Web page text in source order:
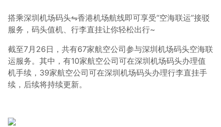
搭乘深圳机场码头⇋香港机场航线即可享受“空海联运”接驳
服务，码头值机、行李直挂让你轻松出行~
截至7月26日，共有67家航空公司参与深圳机场码头空海联
运服务。其中，有10家航空公司可在深圳机场码头办理值
机手续，39家航空公司可在深圳机场码头办理行李直挂手
续，后续将持续更新。